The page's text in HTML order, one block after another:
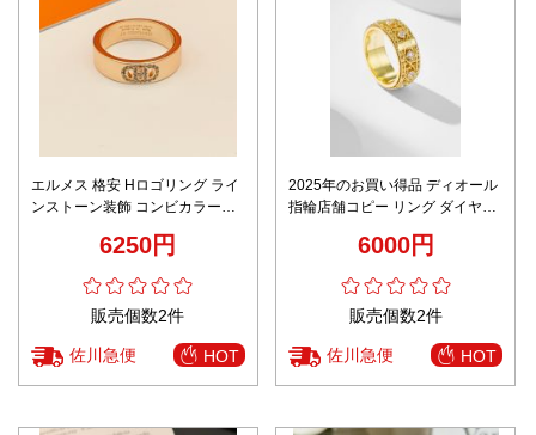
エルメス 格安 Hロゴリング ライ
ンストーン装飾 コンビカラー仕
6250円
販売個数2件
佐川急便 HOT
2025年のお買い得品 ディオール
指輪店舗コピー リング ダイヤ飾
6000円
販売個数2件
佐川急便 HOT